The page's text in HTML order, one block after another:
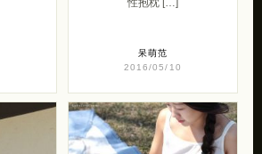
性抱枕 […]
呆萌范
2016/05/10